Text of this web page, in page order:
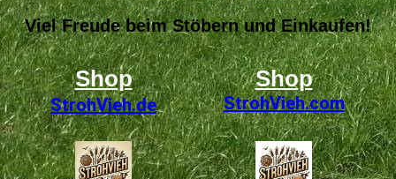
Viel Freude beim Stöbern und Einkaufen!
Shop
StrohVieh.de
Shop
StrohVieh.com